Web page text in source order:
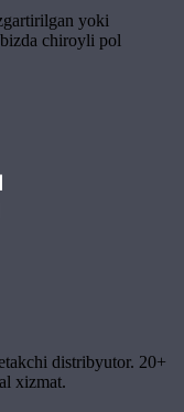
yoki
chiroyli pol
distribyutor. 20+
xizmat.